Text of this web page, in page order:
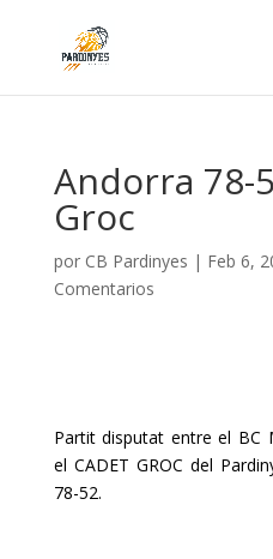
Andorra 78-
Groc
por CB Pardinyes | Feb 6,
Comentarios
Partit disputat entre el BC
el CADET GROC del
78-52.